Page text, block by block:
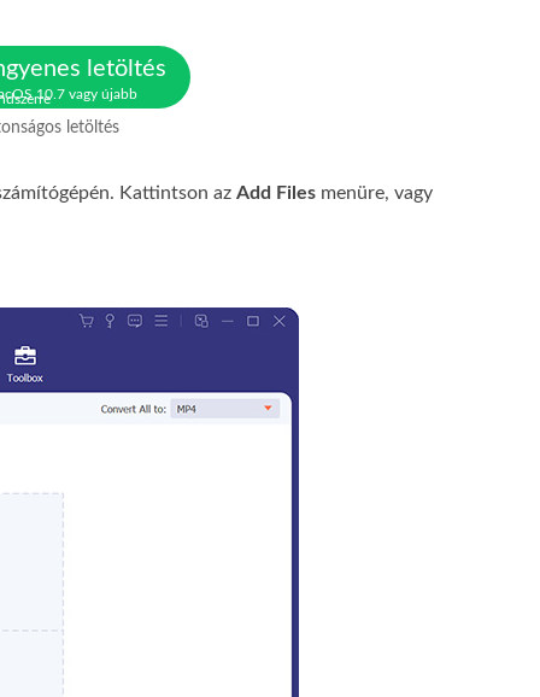
letöltés
10.7 vagy újabb
letöltés
Kattintson az Add Files menüre, vagy